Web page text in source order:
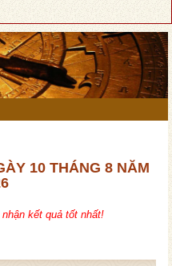
10 THÁNG 8 NĂM
kết quả tốt nhất!